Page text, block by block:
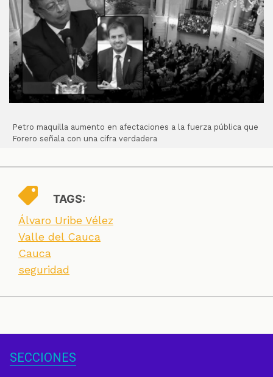
Petro maquilla aumento en afectaciones a la fuerza pública que
Forero señala con una cifra verdadera
TAGS:
Álvaro Uribe Vélez
Valle del Cauca
Cauca
seguridad
SECCIONES